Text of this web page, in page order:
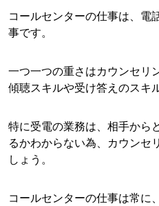
コールセンターの仕事は、電
事です。
一つ一つの重さはカウンセリ
傾聴スキルや受け答えのスキ
特に受電の業務は、相手から
るかわからない為、カウンセ
しょう。
コールセンターの仕事は常に